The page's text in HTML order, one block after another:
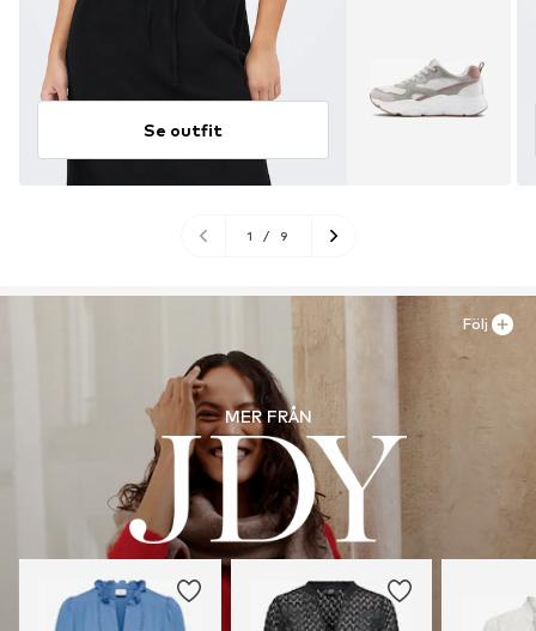
Se outfit
1 / 9
MER FRÅN
Följ